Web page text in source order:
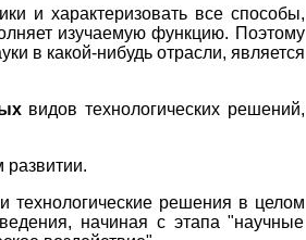
и характеризовать все способы,
изучаемую функцию. Поэтому
в какой-нибудь отрасли, является
видов технологических решений,
технологические решения в целом
начиная с этапа "научные